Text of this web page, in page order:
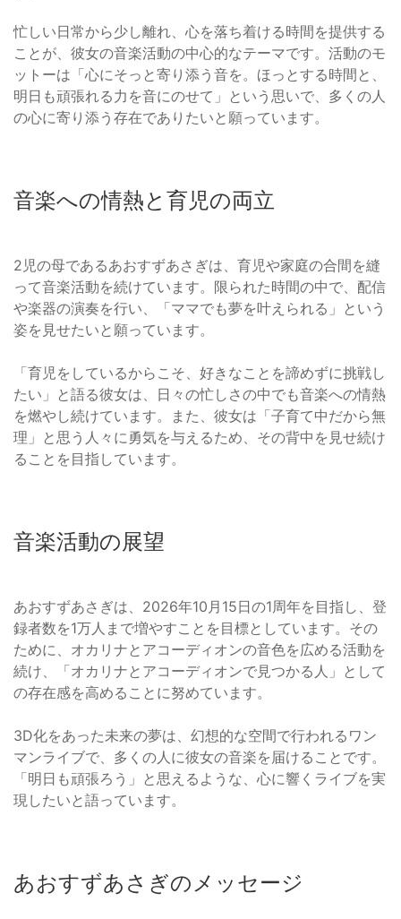
忙しい日常から少し離れ、心を落ち着ける時間を提供する
ことが、彼女の音楽活動の中心的なテーマです。活動のモ
ットーは「心にそっと寄り添う音を。ほっとする時間と、
明日も頑張れる力を音にのせて」という思いで、多くの人
の心に寄り添う存在でありたいと願っています。
音楽への情熱と育児の両立
2児の母であるあおすずあさぎは、育児や家庭の合間を縫
って音楽活動を続けています。限られた時間の中で、配信
や楽器の演奏を行い、「ママでも夢を叶えられる」という
姿を見せたいと願っています。
「育児をしているからこそ、好きなことを諦めずに挑戦し
たい」と語る彼女は、日々の忙しさの中でも音楽への情熱
を燃やし続けています。また、彼女は「子育て中だから無
理」と思う人々に勇気を与えるため、その背中を見せ続け
ることを目指しています。
音楽活動の展望
あおすずあさぎは、2026年10月15日の1周年を目指し、登
録者数を1万人まで増やすことを目標としています。その
ために、オカリナとアコーディオンの音色を広める活動を
続け、「オカリナとアコーディオンで見つかる人」として
の存在感を高めることに努めています。
3D化をあった未来の夢は、幻想的な空間で行われるワン
マンライブで、多くの人に彼女の音楽を届けることです。
「明日も頑張ろう」と思えるような、心に響くライブを実
現したいと語っています。
あおすずあさぎのメッセージ